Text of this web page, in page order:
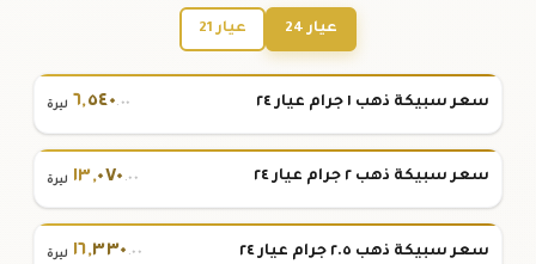
عيار 24 عيار 21
سعر سبيكة ذهب ١ جرام عيار ٢٤ ٦,٥٤٠.٠٠ ليرة
سعر سبيكة ذهب ٢ جرام عيار ٢٤ ١٣,٠٧٠ .٠٠ ليرة
سعر سبيكة ذهب ٢.٥ جرام عيار ٢٤ ١٦,٣٣٠ .٠٠ ليرة